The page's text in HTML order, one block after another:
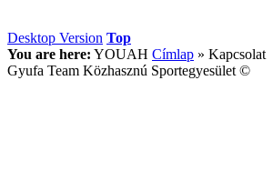
Desktop Version Top
You are here: YOUAH Címlap » Kapcsolat
Gyufa Team Közhasznú Sportegyesület ©